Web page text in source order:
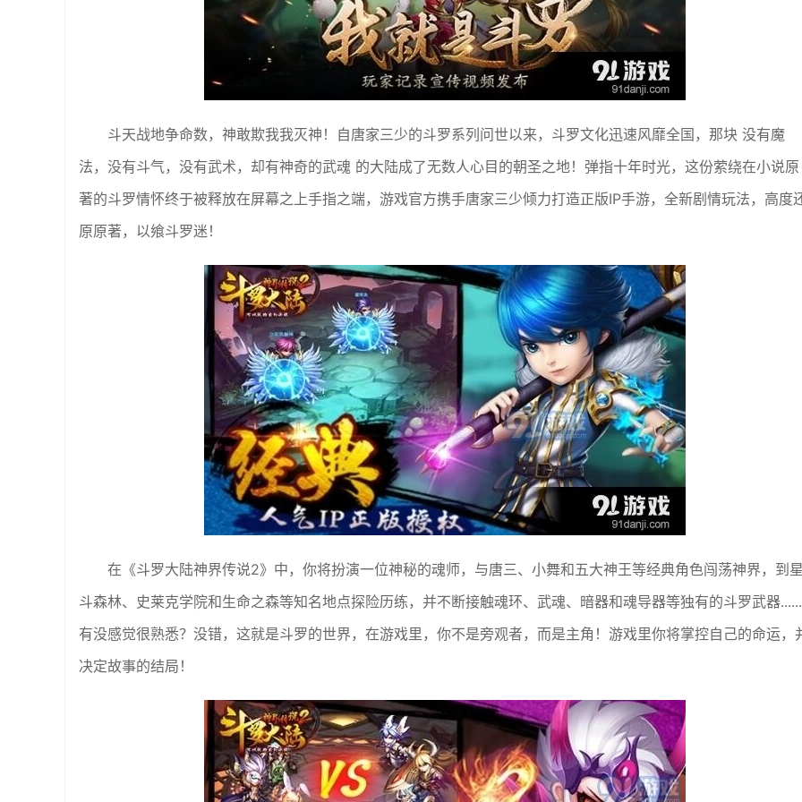
斗天战地争命数，神敢欺我我灭神！自唐家三少的斗罗系列问世以来，斗罗文化迅速风靡全国，那块 没有魔
法，没有斗气，没有武术，却有神奇的武魂 的大陆成了无数人心目的朝圣之地！弹指十年时光，这份萦绕在小说原
著的斗罗情怀终于被释放在屏幕之上手指之端，游戏官方携手唐家三少倾力打造正版IP手游，全新剧情玩法，高度
原原著，以飨斗罗迷！
在《斗罗大陆神界传说2》中，你将扮演一位神秘的魂师，与唐三、小舞和五大神王等经典角色闯荡神界，到
斗森林、史莱克学院和生命之森等知名地点探险历练，并不断接触魂环、武魂、暗器和魂导器等独有的斗罗武器......
有没感觉很熟悉？没错，这就是斗罗的世界，在游戏里，你不是旁观者，而是主角！游戏里你将掌控自己的命运，
决定故事的结局！